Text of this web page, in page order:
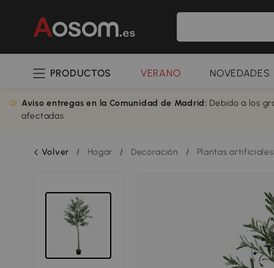
PRODUCTOS VERANO NOVEDADES
Aviso entregas en la Comunidad de Madrid: Debido a los
afectadas.
Volver / Hogar / Decoración / Plantas artificiales